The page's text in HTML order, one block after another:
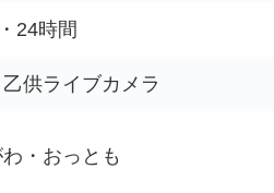
24時間
供ライブカメラ
・おっとも